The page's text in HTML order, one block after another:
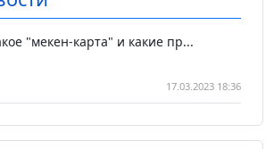
"мекен-карта" и какие пр...
17.03.2023 18:36